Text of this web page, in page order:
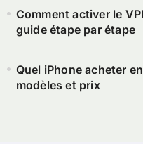
Comment activer le
guide étape par étape
Quel iPhone acheter
modèles et prix